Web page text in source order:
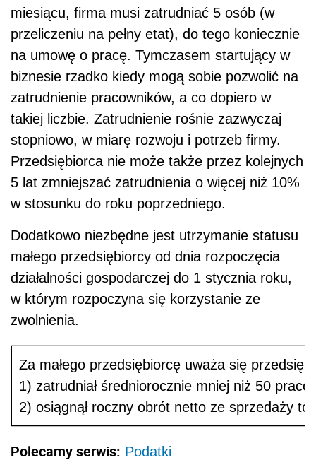
miesiącu, firma musi zatrudniać 5 osób (w
przeliczeniu na pełny etat), do tego koniecznie
na umowę o pracę. Tymczasem startujący w
biznesie rzadko kiedy mogą sobie pozwolić na
zatrudnienie pracowników, a co dopiero w
takiej liczbie. Zatrudnienie rośnie zazwyczaj
stopniowo, w miarę rozwoju i potrzeb firmy.
Przedsiębiorca nie może także przez kolejnych
5 lat zmniejszać zatrudnienia o więcej niż 10%
w stosunku do roku poprzedniego.
Dodatkowo niezbędne jest utrzymanie statusu
małego przedsiębiorcy od dnia rozpoczęcia
działalności gospodarczej do 1 stycznia roku,
w którym rozpoczyna się korzystanie ze
zwolnienia.
Za małego przedsiębiorcę uważa się
1) zatrudniał średniorocznie mniej niż 50
2) osiągnął roczny obrót netto ze sprzedaży
Polecamy serwis: Podatki